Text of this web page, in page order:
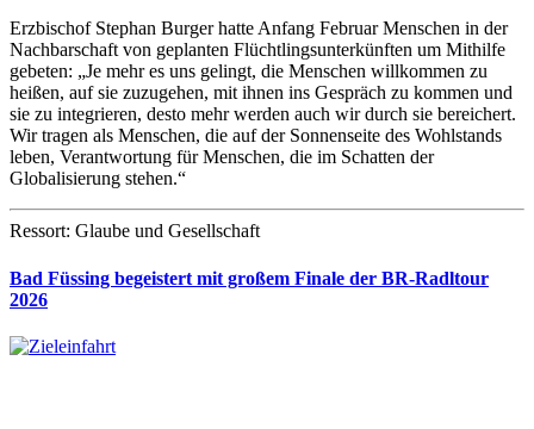
Erzbischof Stephan Burger hatte Anfang Februar Menschen in der
Nachbarschaft von geplanten Flüchtlingsunterkünften um Mithilfe
gebeten: „Je mehr es uns gelingt, die Menschen willkommen zu
heißen, auf sie zuzugehen, mit ihnen ins Gespräch zu kommen und
sie zu integrieren, desto mehr werden auch wir durch sie bereichert.
Wir tragen als Menschen, die auf der Sonnenseite des Wohlstands
leben, Verantwortung für Menschen, die im Schatten der
Globalisierung stehen.“
Ressort: Glaube und Gesellschaft
Bad Füssing begeistert mit großem Finale der BR-Radltour
2026